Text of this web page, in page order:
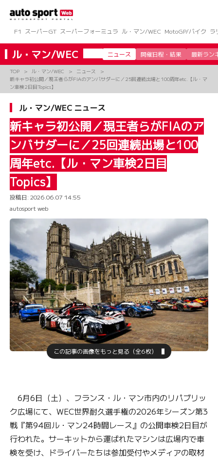
ツ
へ
ス
キ
F1 スーパーGT スーパーフォーミュラ ル・マン/WEC MotoGP/バイク ラ
ル・マン/WEC ニュース 開催日程・結果 最新ラン
TOP ル・マン/WEC
ニュース
新キャラ初公開／現王者らがFIAのアンバサダーに／25回連続出場と100周年etc.【ル・マ
ン車検2日目Topics】
ル・マン/WEC ニュース
新キャラ初公開／現王者らがFIAのア
ンバサダーに／25回連続出場と100
周年etc.【ル・マン車検2日目
Topics】
投稿日: 2026.06.07 14:55
autosport web
この記事の画像をもっと見る（全6枚）
6月6日（土）、フランス・ル・マン市内のリパブリッ
ク広場にて、WEC世界耐久選手権の2026年シーズン第3
戦『第94回ル・マン24時間レース』の公開車検2日目が
行われた。サーキットから運ばれたマシンは広場内で車
検を受け、ドライバーたちは参加受付やメディアの取材